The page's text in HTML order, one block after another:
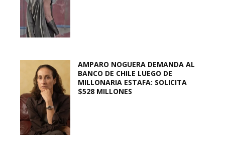
AMPARO NOGUERA DEMANDA AL
BANCO DE CHILE LUEGO DE
MILLONARIA ESTAFA: SOLICITA
$528 MILLONES